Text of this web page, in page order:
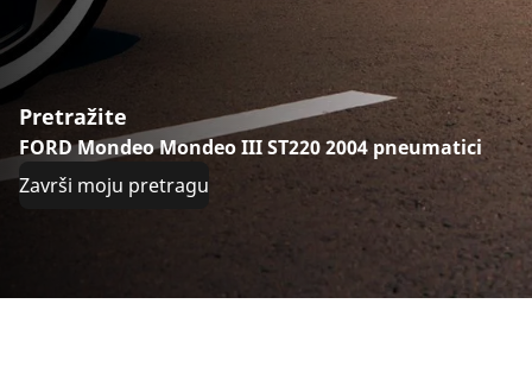
Pretražite
FORD Mondeo Mondeo III ST220 2004 pneumatici
Završi moju pretragu